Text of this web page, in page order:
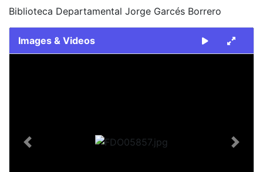
Biblioteca Departamental Jorge Garcés Borrero
Images & Videos
Previous Next